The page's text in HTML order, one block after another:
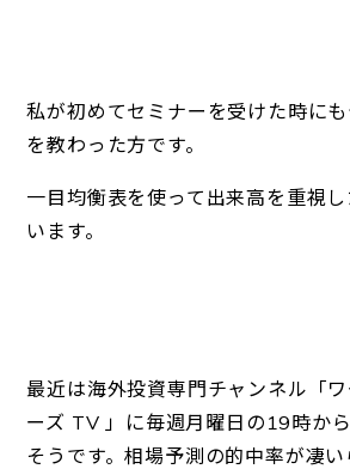
私が初めてセミナーを受けた時に
を教わった方です。
一目均衡表を使って出来高を重視
います。
最近は海外投資専門チャンネル 「
ーズ TV 」 に毎週月曜日の19時か
そうです。相場予測の的中率が凄